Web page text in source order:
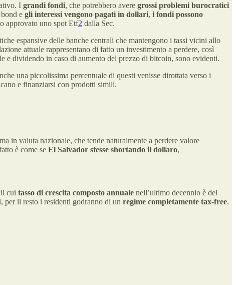
I grandi fondi, che potrebbero avere grossi problemi burocratici
e gli interessi vengono pagati in dollari, i fondi possono
approvato uno spot Etf2 dalla Sec.
espansive delle banche centrali che mantengono i tassi vicini allo
attuale rappresentano di fatto un investimento a perdere, così
e dividendo in caso di aumento del prezzo di bitcoin, sono evidenti.
una piccolissima percentuale di questi venisse dirottata verso i
e finanziarsi con prodotti simili.
in valuta nazionale, che tende naturalmente a perdere valore
è come se El Salvador stesse shortando il dollaro,
cui tasso di crescita composto annuale nell’ultimo decennio è del
per il resto i residenti godranno di un regime completamente tax-free.